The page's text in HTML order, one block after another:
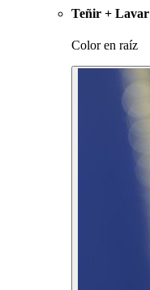
Teñir + Lavar
Color en raíz